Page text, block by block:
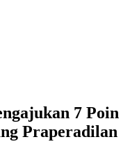
7 Poin
Praperadilan